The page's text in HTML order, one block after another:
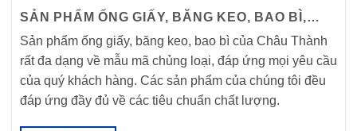
SẢN PHẨM ỐNG GIẤY, BĂNG KEO, BAO BÌ,…
Sản phẩm ống giấy, băng keo, bao bì của Châu Thành
rất đa dạng về mẫu mã chủng loại, đáp ứng mọi yêu cầu
của quý khách hàng. Các sản phẩm của chúng tôi đều
đáp ứng đầy đủ về các tiêu chuẩn chất lượng.